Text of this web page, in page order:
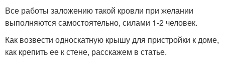
Все работы заложению такой кровли при желании
выполняются самостоятельно, силами 1-2 человек.
Как возвести односкатную крышу для пристройки к доме,
как крепить ее к стене, расскажем в статье.